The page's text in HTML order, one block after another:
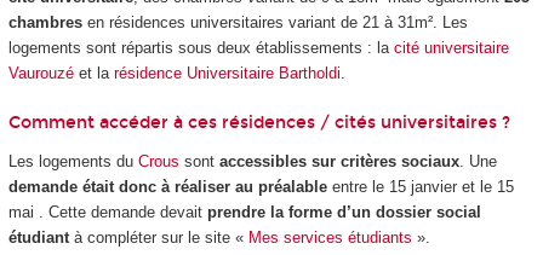
chambresen résidences universitaires variant de 21 à 31m². Les
logements sont répartis sous deux établissements : la cité universitaire
Vaurouzéet la résidence Universitaire Bartholdi.
Comment accéder à ces résidences / cités universitaires ?
Les logements du Crous sont accessibles sur critères sociaux. Une
demande était donc à réaliser au préalableentre le 15 janvier et le 15
mai . Cette demande devait prendre la forme d’un dossier social
étudiantà compléter sur le site « Mes services étudiants ».